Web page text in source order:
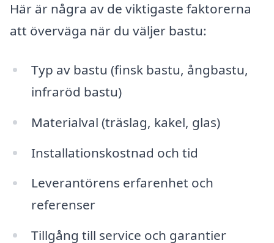
Här är några av de viktigaste faktorerna
att överväga när du väljer bastu:
Typ av bastu (finsk bastu, ångbastu,
infraröd bastu)
Materialval (träslag, kakel, glas)
Installationskostnad och tid
Leverantörens erfarenhet och
referenser
Tillgång till service och garantier